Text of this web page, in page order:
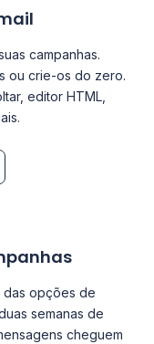
campanhas.
ou crie-os do zero.
editor HTML,
das opções de
semanas de
cheguem